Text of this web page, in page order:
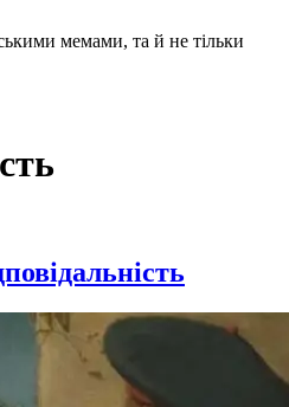
мемами, та й не тільки